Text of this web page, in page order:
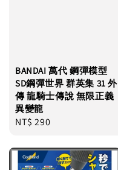
BANDAI 萬代 鋼彈模型
SD鋼彈世界 群英集 31 外
傳 龍騎士傳說 無限正義
異變龍
Regular
NT$ 290